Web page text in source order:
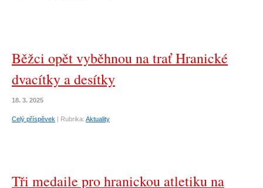
Běžci opět vyběhnou na trať Hranické
dvacítky a desítky
18. 3. 2025
Celý příspěvek | Rubrika: Aktuality
Tři medaile pro hranickou atletiku na